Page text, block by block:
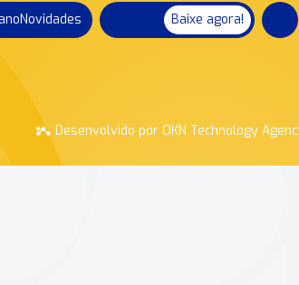
Novidades Baixe agora!
Desenvolvido por OKN Technology